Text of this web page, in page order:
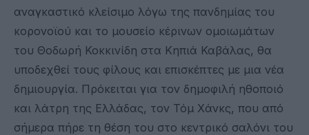
αναγκαστικό κλείσιμο λόγω της πανδημίας του
κορονοϊού και το μουσείο κέρινων ομοιωμάτων
του Θοδωρή Κοκκινίδη στα Κηπιά Καβάλας, θα
υποδεχθεί τους φίλους και επισκέπτες με μια νέα
δημιουργία. Πρόκειται για τον δημοφιλή ηθοποιό
και λάτρη της Ελλάδας, τον Τόμ Χάνκς, που από
σήμερα πήρε τη θέση του στο κεντρικό σαλόνι του